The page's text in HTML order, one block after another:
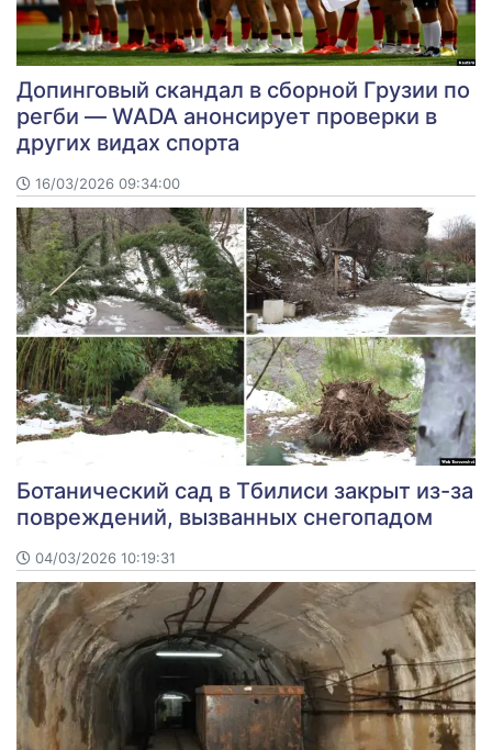
Допинговый скандал в сборной Грузии по
регби — WADA анонсирует проверки в
других видах спорта
16/03/2026 09:34:00
Ботанический сад в Тбилиси закрыт из-за
повреждений, вызванных снегопадом
04/03/2026 10:19:31